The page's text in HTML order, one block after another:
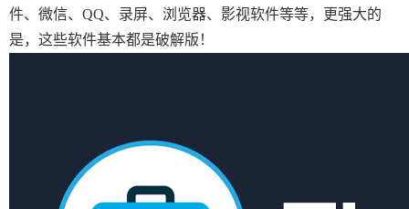
件、微信、QQ、录屏、浏览器、影视软件等等，更强大的
是，这些软件基本都是破解版！